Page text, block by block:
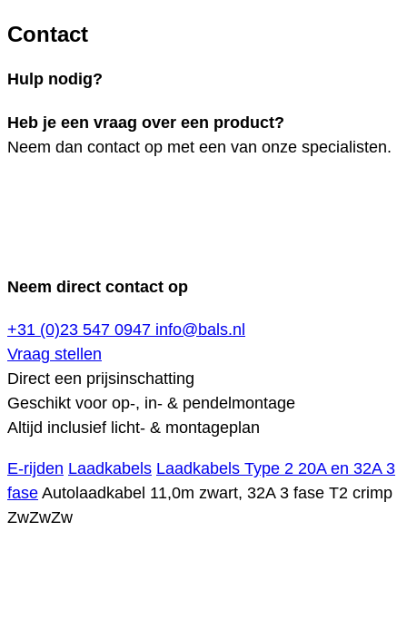
Contact
Hulp nodig?
Heb je een vraag over een product?
Neem dan contact op met een van onze specialisten.
Neem direct contact op
+31 (0)23 547 0947 info@bals.nl
Vraag stellen
Direct een prijsinschatting
Geschikt voor op-, in- & pendelmontage
Altijd inclusief licht- & montageplan
E-rijden Laadkabels Laadkabels Type 2 20A en 32A 3
fase Autolaadkabel 11,0m zwart, 32A 3 fase T2 crimp
ZwZwZw